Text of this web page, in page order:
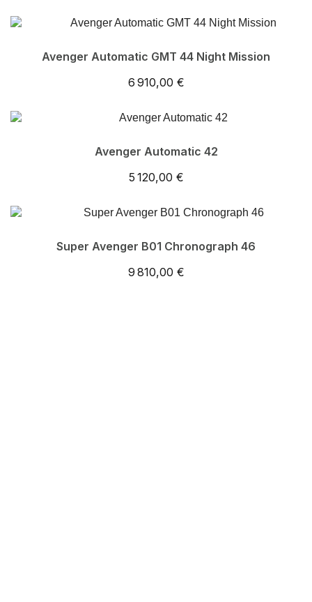
Avenger Automatic GMT 44 Night Mission
6 910,00 €
Avenger Automatic 42
5 120,00 €
Super Avenger B01 Chronograph 46
9 810,00 €